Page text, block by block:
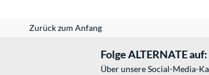
Zurück zum Anfang
Folge ALTERNATE auf:
Über unsere Social-Media-